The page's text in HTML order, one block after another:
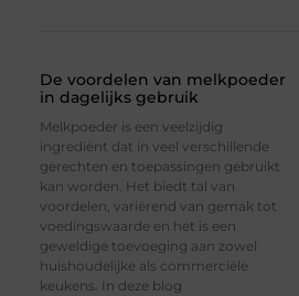
De voordelen van melkpoeder
in dagelijks gebruik
Melkpoeder is een veelzijdig
ingrediënt dat in veel verschillende
gerechten en toepassingen gebruikt
kan worden. Het biedt tal van
voordelen, variërend van gemak tot
voedingswaarde en het is een
geweldige toevoeging aan zowel
huishoudelijke als commerciële
keukens. In deze blog